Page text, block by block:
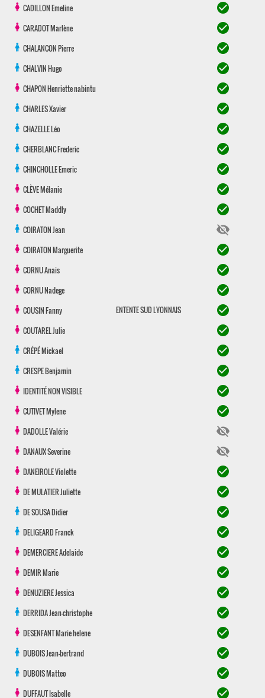
CADILLONEmeline check_circle
CARADOTMarlène check_circle
CHALANCONPierre check_circle
CHALVINHugo check_circle
CHAPONHenriette nabintu check_circle
CHARLESXavier check_circle
CHAZELLELéo check_circle
CHERBLANCFrederic check_circle
CHINCHOLLEEmeric check_circle
CLÈVEMélanie check_circle
COCHETMaddly check_circle
COIRATONJean visibility_off
COIRATONMarguerite check_circle
CORNUAnais check_circle
CORNUNadege check_circle
COUSINFanny ENTENTE SUD LYONNAIS check_circle
COUTARELJulie check_circle
CRÉPÉMickael check_circle
CRESPEBenjamin check_circle
IDENTITÉ NON VISIBLE check_circle
CUTIVETMylene check_circle
DADOLLEValérie visibility_off
DANAUXSeverine visibility_off
DANEIROLEViolette check_circle
DE MULATIERJuliette check_circle
DE SOUSADidier check_circle
DELIGEARDFranck check_circle
DEMERCIEREAdelaide check_circle
DEMIRMarie check_circle
DENUZIEREJessica check_circle
DERRIDAJean-christophe check_circle
DESENFANTMarie helene check_circle
DUBOISJean-bertrand check_circle
DUBOISMatteo check_circle
DUFFAUTIsabelle check_circle